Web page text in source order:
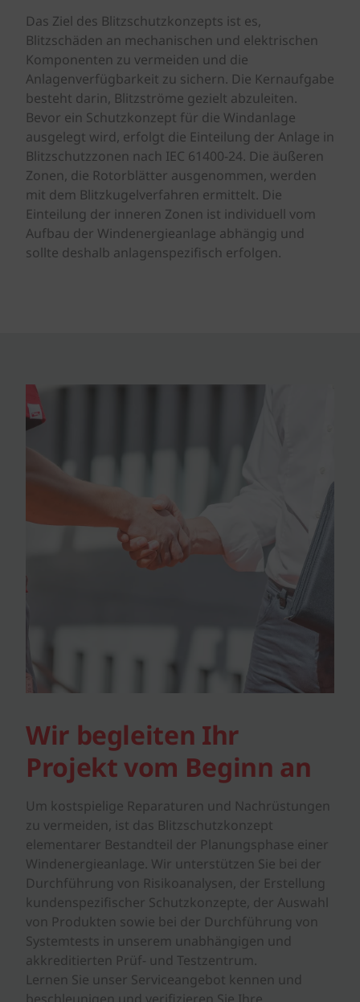
Das Ziel des Blitzschutzkonzepts ist es,
Blitzschäden an mechanischen und elektrischen
Komponenten zu vermeiden und die
Anlagenverfügbarkeit zu sichern. Die Kernaufgabe
besteht darin, Blitzströme gezielt abzuleiten.
Bevor ein Schutzkonzept für die Windanlage
ausgelegt wird, erfolgt die Einteilung der Anlage in
Blitzschutzzonen nach IEC 61400-24. Die äußeren
Zonen, die Rotorblätter ausgenommen, werden
mit dem Blitzkugelverfahren ermittelt. Die
Einteilung der inneren Zonen ist individuell vom
Aufbau der Windenergieanlage abhängig und
sollte deshalb anlagenspezifisch erfolgen.
Wir begleiten Ihr
Projekt vom Beginn an
Um kostspielige Reparaturen und Nachrüstungen
zu vermeiden, ist das Blitzschutzkonzept
elementarer Bestandteil der Planungsphase einer
Windenergieanlage. Wir unterstützen Sie bei der
Durchführung von Risikoanalysen, der Erstellung
kundenspezifischer Schutzkonzepte, der Auswahl
von Produkten sowie bei der Durchführung von
Systemtests in unserem unabhängigen und
akkreditierten Prüf- und Testzentrum.
Lernen Sie unser Serviceangebot kennen und